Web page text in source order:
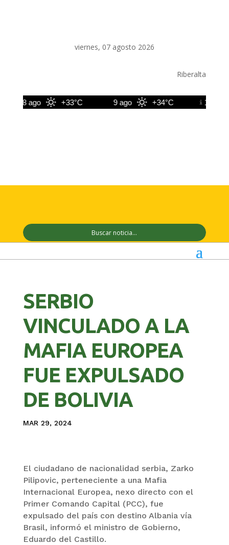
viernes, 07 agosto 2026
Riberalta
8 ago +33°C 9 ago +34°C 10 ago
SERBIO
VINCULADO A LA
MAFIA EUROPEA
FUE EXPULSADO
DE BOLIVIA
MAR 29, 2024
El ciudadano de nacionalidad serbia, Zarko
Pilipovic, perteneciente a una Mafia
Internacional Europea, nexo directo con el
Primer Comando Capital (PCC), fue
expulsado del país con destino Albania vía
Brasil, informó el ministro de Gobierno,
Eduardo del Castillo.